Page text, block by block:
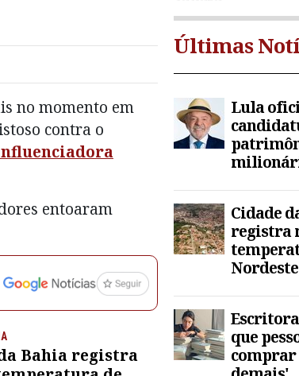
no momento em
contra o
entoaram
Bahia registra
Últimas
Lula
Cidade
registra
que